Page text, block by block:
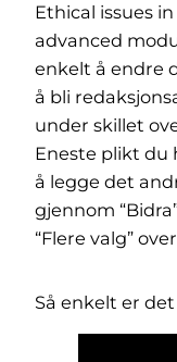
Ethical issues
advanced
enkelt å endre
å bli
under skillet
Eneste plikt du
å legge det
gjennom
“Flere valg”
Så enkelt er